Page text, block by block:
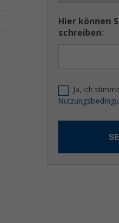
Hier können
schreiben:
Ja, ich